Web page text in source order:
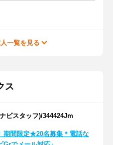
一覧を見る
ス
ビスタッフ)/344424Jm
期間限定★20名募集＊電話な